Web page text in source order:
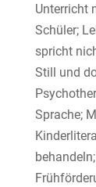
Unterricht
Schüler;
spricht
Still und
Sprache;